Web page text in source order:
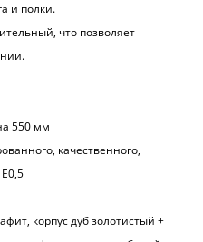
и полки.
что позволяет
550 мм
качественного,
корпус дуб золотистый +